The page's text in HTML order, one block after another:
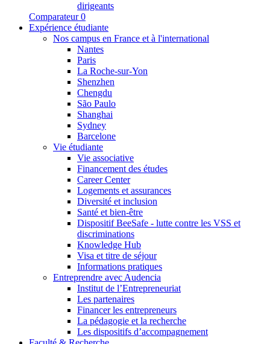
dirigeants
Comparateur 0
Expérience étudiante
Nos campus en France et à l'international
Nantes
Paris
La Roche-sur-Yon
Shenzhen
Chengdu
São Paulo
Shanghai
Sydney
Barcelone
Vie étudiante
Vie associative
Financement des études
Career Center
Logements et assurances
Diversité et inclusion
Santé et bien-être
Dispositif BeeSafe - lutte contre les VSS et
discriminations
Knowledge Hub
Visa et titre de séjour
Informations pratiques
Entreprendre avec Audencia
Institut de l’Entrepreneuriat
Les partenaires
Financer les entrepreneurs
La pédagogie et la recherche
Les dispositifs d’accompagnement